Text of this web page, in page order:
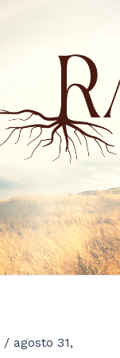
/ agosto 31,